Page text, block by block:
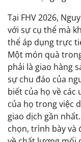
Tại FHV 2026,
với sự cụ thể mà
thể áp dụng trực
Một món quà
phải là giao hàng
sự chu đáo của
biết của họ về các
của họ trong việc
giao dịch gần
chọn, trình bày và